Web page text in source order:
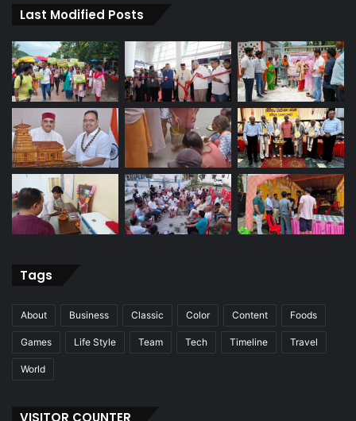
Last Modified Posts
Tags
About Business Classic Color Content Foods
Games Life Style Team Tech Timeline Travel
World
VISITOR COUNTER